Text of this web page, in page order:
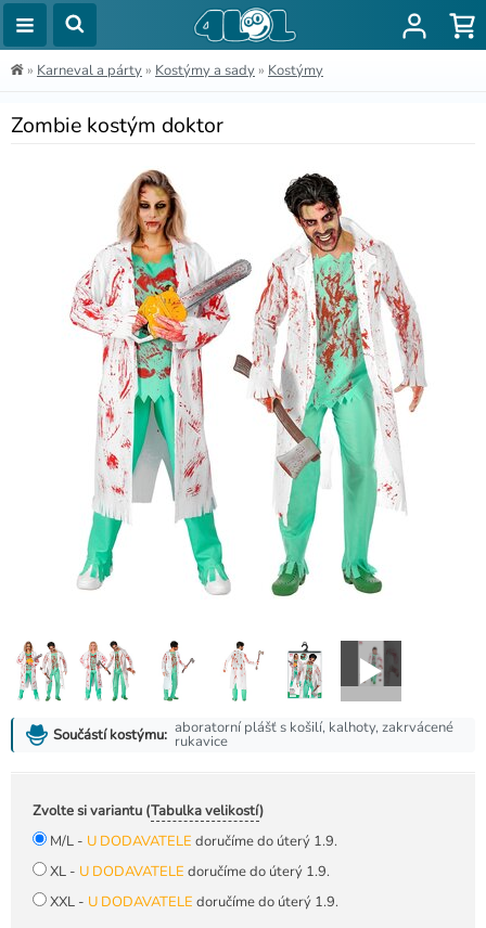
» Karneval a párty » Kostýmy a sady » Kostýmy
Zombie kostým doktor
Součástí kostýmu: aboratorní plášť s košilí, kalhoty, zakrvácené
rukavice
Zvolte si variantu (Tabulka velikostí)
M/L - U DODAVATELE doručíme do úterý 1.9.
XL - U DODAVATELE doručíme do úterý 1.9.
XXL - U DODAVATELE doručíme do úterý 1.9.